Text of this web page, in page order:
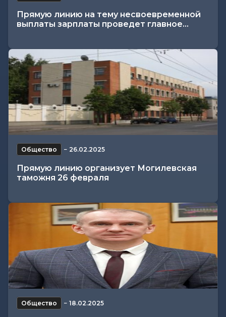
Прямую линию на тему несвоевременной
выплаты зарплаты проведет главное...
Общество − 26.02.2025
Прямую линию организует Могилевская
таможня 26 февраля
Общество − 18.02.2025